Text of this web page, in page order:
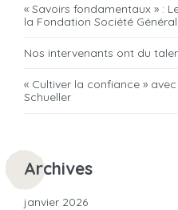
« Savoirs fondamentaux » :
la Fondation Société
Nos intervenants ont du
« Cultiver la confiance »
Schueller
Archives
janvier 2026